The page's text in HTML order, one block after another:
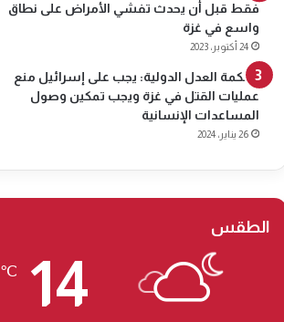
فقط قبل أن يحدث تفشي الأمراض على نطاق
واسع في غزة
24 أكتوبر، 2023
محكمة العدل الدولية: يجب على إسرائيل منع
عمليات القتل في غزة ويجب تمكين وصول
المساعدات الإنسانية
26 يناير، 2024
الطقس
14
℃